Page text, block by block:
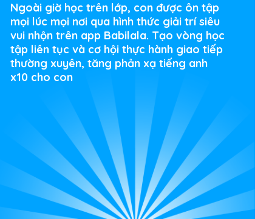
Ngoài giờ học trên lớp, con được ôn tập
mọi lúc mọi nơi qua hình thức giải trí siêu
vui nhộn trên app Babilala. Tạo vòng học
tập liên tục và cơ hội thực hành giao tiếp
thường xuyên, tăng phản xạ tiếng anh
x10 cho con